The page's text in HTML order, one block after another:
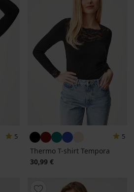
5 5
Thermo T-shirt Tempora
30,99 €